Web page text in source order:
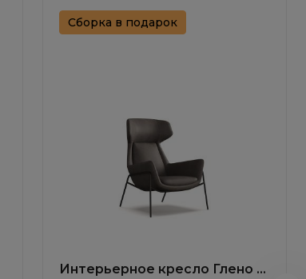
Сборка в подарок
Интерьерное кресло Глено /